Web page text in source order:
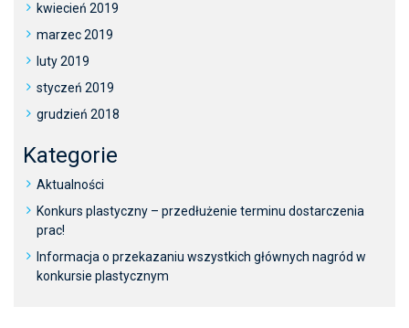
kwiecień 2019
marzec 2019
luty 2019
styczeń 2019
grudzień 2018
Kategorie
Aktualności
Konkurs plastyczny – przedłużenie terminu dostarczenia
prac!
Informacja o przekazaniu wszystkich głównych nagród w
konkursie plastycznym